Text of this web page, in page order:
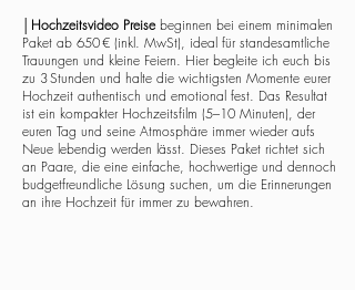
Hochzeitsvideo Preisebeginnen bei einem minimalen
Paket ab 650 € (inkl. MwSt), ideal für standesamtliche
Trauungen und kleine Feiern. Hier begleite ich euch bis
zu 3 Stunden und halte die wichtigsten Momente eurer
Hochzeit authentisch und emotional fest. Das Resultat
ist ein kompakter Hochzeitsfilm (5–10 Minuten), der
euren Tag und seine Atmosphäre immer wieder aufs
Neue lebendig werden lässt. Dieses Paket richtet sich
an Paare, die eine einfache, hochwertige und dennoch
budgetfreundliche Lösung suchen, um die Erinnerungen
an ihre Hochzeit für immer zu bewahren.